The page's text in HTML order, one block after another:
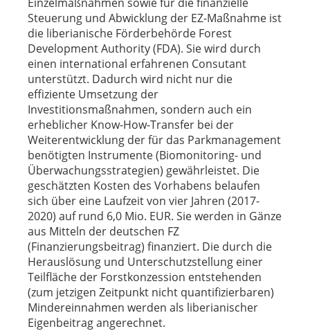
Steuerung und Abwicklung der EZ-Maßnahme ist
die liberianische Förderbehörde Forest
Development Authority (FDA). Sie wird durch
einen international erfahrenen Consutant
unterstützt. Dadurch wird nicht nur die
effiziente Umsetzung der
Investitionsmaßnahmen, sondern auch ein
erheblicher Know-How-Transfer bei der
Weiterentwicklung der für das Parkmanagement
benötigten Instrumente (Biomonitoring- und
Überwachungsstrategien) gewährleistet. Die
geschätzten Kosten des Vorhabens belaufen
sich über eine Laufzeit von vier Jahren (2017-
2020) auf rund 6,0 Mio. EUR. Sie werden in Gänze
aus Mitteln der deutschen FZ
(Finanzierungsbeitrag) finanziert. Die durch die
Herauslösung und Unterschutzstellung einer
Teilfläche der Forstkonzession entstehenden
(zum jetzigen Zeitpunkt nicht quantifizierbaren)
Mindereinnahmen werden als liberianischer
Eigenbeitrag angerechnet.